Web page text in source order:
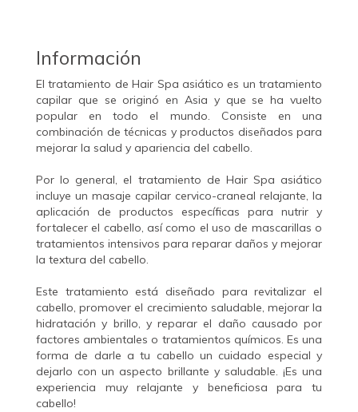
Información
El tratamiento de Hair Spa asiático es un tratamiento
capilar que se originó en Asia y que se ha vuelto
popular en todo el mundo. Consiste en una
combinación de técnicas y productos diseñados para
mejorar la salud y apariencia del cabello.
Por lo general, el tratamiento de Hair Spa asiático
incluye un masaje capilar cervico-craneal relajante, la
aplicación de productos específicas para nutrir y
fortalecer el cabello, así como el uso de mascarillas o
tratamientos intensivos para reparar daños y mejorar
la textura del cabello.
Este tratamiento está diseñado para revitalizar el
cabello, promover el crecimiento saludable, mejorar la
hidratación y brillo, y reparar el daño causado por
factores ambientales o tratamientos químicos. Es una
forma de darle a tu cabello un cuidado especial y
dejarlo con un aspecto brillante y saludable. ¡Es una
experiencia muy relajante y beneficiosa para tu
cabello!